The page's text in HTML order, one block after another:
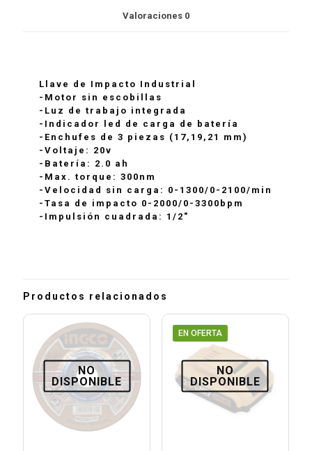
Valoraciones 0
Llave de Impacto Industrial
-Motor sin escobillas
-Luz de trabajo integrada
-Indicador led de carga de batería
-Enchufes de 3 piezas (17,19,21 mm)
-Voltaje: 20v
-Batería: 2.0 ah
-Max. torque: 300nm
-Velocidad sin carga: 0-1300/0-2100/min
-Tasa de impacto 0-2000/0-3300bpm
-Impulsión cuadrada: 1/2″
Productos relacionados
NO
DISPONIBLE
EN OFERTA
NO
DISPONIBLE